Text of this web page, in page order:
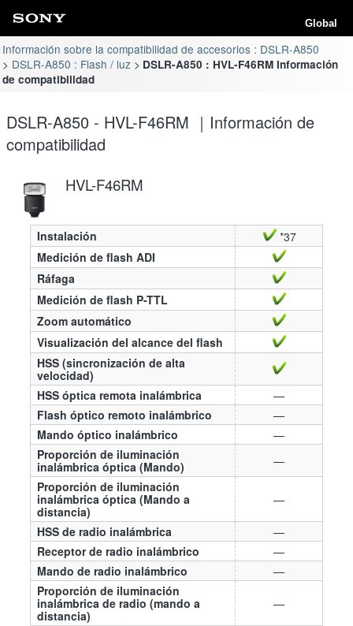
Global
Información sobre la compatibilidad de accesorios : DSLR-A850
DSLR-A850 : Flash / luz
DSLR-A850 : HVL-F46RM Información
de compatibilidad
DSLR-A850 - HVL-F46RM ｜Información de
compatibilidad
HVL-F46RM
Instalación
*37
Medición de flash ADI
Ráfaga
Medición de flash P-TTL
Zoom automático
Visualización del alcance del flash
HSS (sincronización de alta
velocidad)
HSS óptica remota inalámbrica
—
Flash óptico remoto inalámbrico
—
Mando óptico inalámbrico
—
Proporción de iluminación
inalámbrica óptica (Mando)
—
Proporción de iluminación
inalámbrica óptica (Mando a
distancia)
—
HSS de radio inalámbrica
—
Receptor de radio inalámbrico
—
Mando de radio inalámbrico
—
Proporción de iluminación
inalámbrica de radio (mando a
distancia)
—